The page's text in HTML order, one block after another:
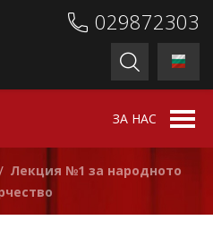
029872303
ЗА НАС
Лекция №1 за народното